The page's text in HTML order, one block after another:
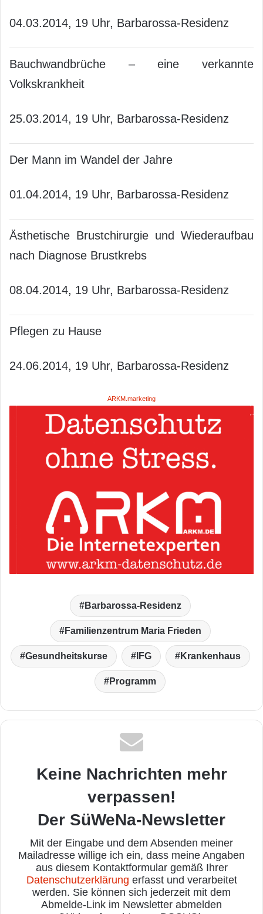
04.03.2014, 19 Uhr, Barbarossa-Residenz
Bauchwandbrüche – eine verkannte
Volkskrankheit
25.03.2014, 19 Uhr, Barbarossa-Residenz
Der Mann im Wandel der Jahre
01.04.2014, 19 Uhr, Barbarossa-Residenz
Ästhetische Brustchirurgie und Wiederaufbau
nach Diagnose Brustkrebs
08.04.2014, 19 Uhr, Barbarossa-Residenz
Pflegen zu Hause
24.06.2014, 19 Uhr, Barbarossa-Residenz
ARKM.marketing
Barbarossa-Residenz
Familienzentrum Maria Frieden
Gesundheitskurse IFG Krankenhaus
Programm
Keine Nachrichten mehr
verpassen!
Der SüWeNa-Newsletter
Mit der Eingabe und dem Absenden meiner
Mailadresse willige ich ein, dass meine Angaben
aus diesem Kontaktformular gemäß Ihrer
Datenschutzerklärung erfasst und verarbeitet
werden. Sie können sich jederzeit mit dem
Abmelde-Link im Newsletter abmelden